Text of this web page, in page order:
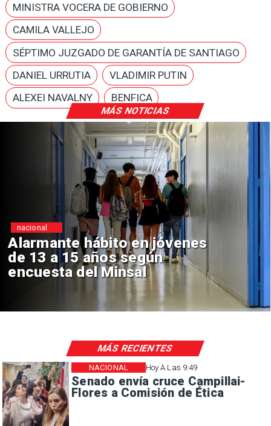
MÁS NOTICIAS
MINISTRA VOCERA DE GOBIERNO
CAMILA VALLEJO
SÉPTIMO JUZGADO DE GARANTÍA DE SANTIAGO
DANIEL URRUTIA
VLADIMIR PUTIN
ALEXEI NAVALNY
BENFICA
Aprueban creación del Parque
Sebastián Piñera con inversión
de $4 mil millones
Regiones
Hoy A Las 9:49
Senado envía cruce Campillai-
Flores a Comisión de Ética
NACIONAL
MÁS RECIENTES